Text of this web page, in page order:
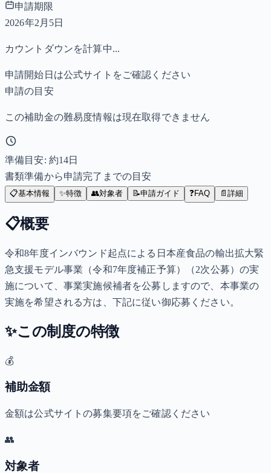
申請期限
2026年2月5日
カウントダウンを計算中...
申請開始日は公式サイトをご確認ください
申請の目安
この補助金の難易度情報は現在取得できません
準備目安: 約14日
書類準備から申請完了までの目安
📋基本情報 ✨特徴 👥対象者 📝申請ガイド ❓FAQ 📄 詳細
📋概要
令和8年度インバウンド起点による日本産食品の輸出拡大緊
急支援モデル事業（令和7年度補正予算）（2次公募）の実
施について、事業実施候補者を公募しますので、本事業の
実施を希望される方は、下記に従い御応募ください。
✨この制度の特徴
💰
補助金額
金額は公式サイトの募集要項をご確認ください
👥
対象者